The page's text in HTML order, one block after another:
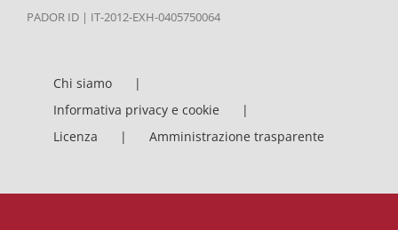
PADOR ID | IT-2012-EXH-0405750064
Chi siamo
Informativa privacy e cookie
Licenza
Amministrazione trasparente